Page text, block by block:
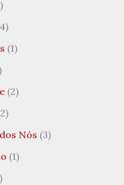
(1)
(2)
Nós (3)
(1)